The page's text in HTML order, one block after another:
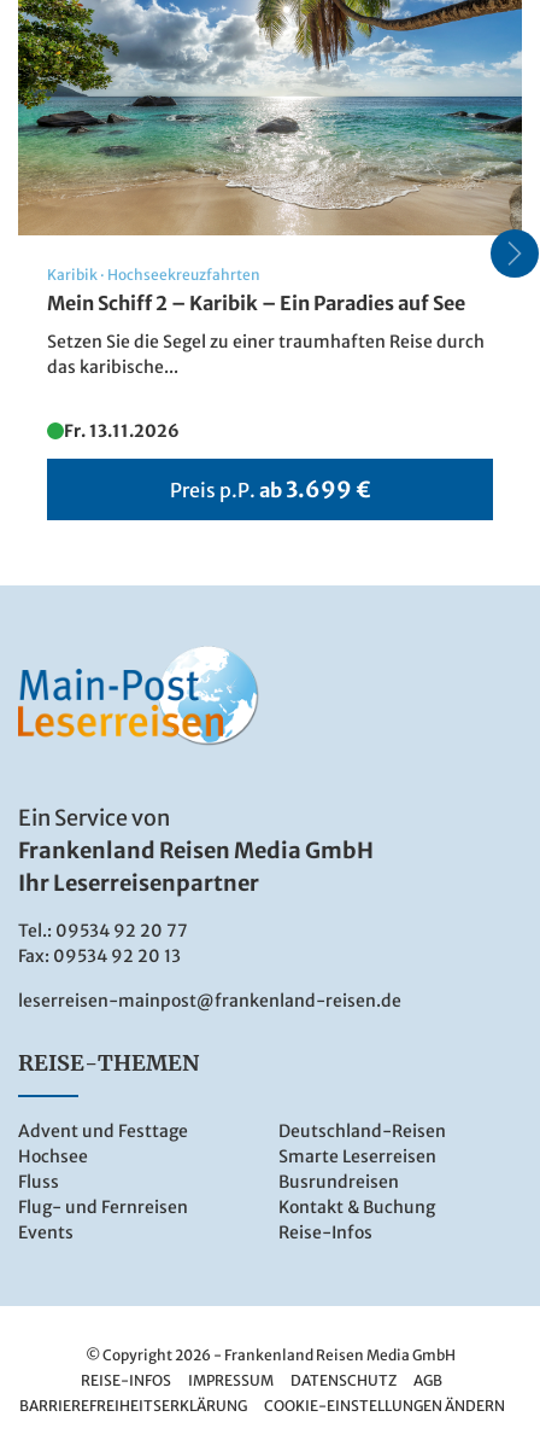
Masurische Seenplatte
Karibik · Hochseekreuzfahrten
Mein Schiff 2 – Karibik – Ein Paradies auf See
Setzen Sie die Segel zu einer traumhaften Reise durch
das karibische...
Fr. 13.11.2026
Preis p.P. ab 3.699 €
Ein Service von
Frankenland Reisen Media GmbH
Ihr Leserreisenpartner
Tel.: 09534 92 20 77
Fax: 09534 92 20 13
leserreisen-mainpost@frankenland-reisen.de
REISE-THEMEN
Advent und Festtage
Hochsee
Fluss
Flug- und Fernreisen
Events
Deutschland-Reisen
Smarte Leserreisen
Busrundreisen
Kontakt & Buchung
Reise-Infos
© Copyright 2026 - Frankenland Reisen Media GmbH
REISE-INFOS
IMPRESSUM DATENSCHUTZ
AGB
BARRIEREFREIHEITSERKLÄRUNG
COOKIE-EINSTELLUNGEN ÄNDERN